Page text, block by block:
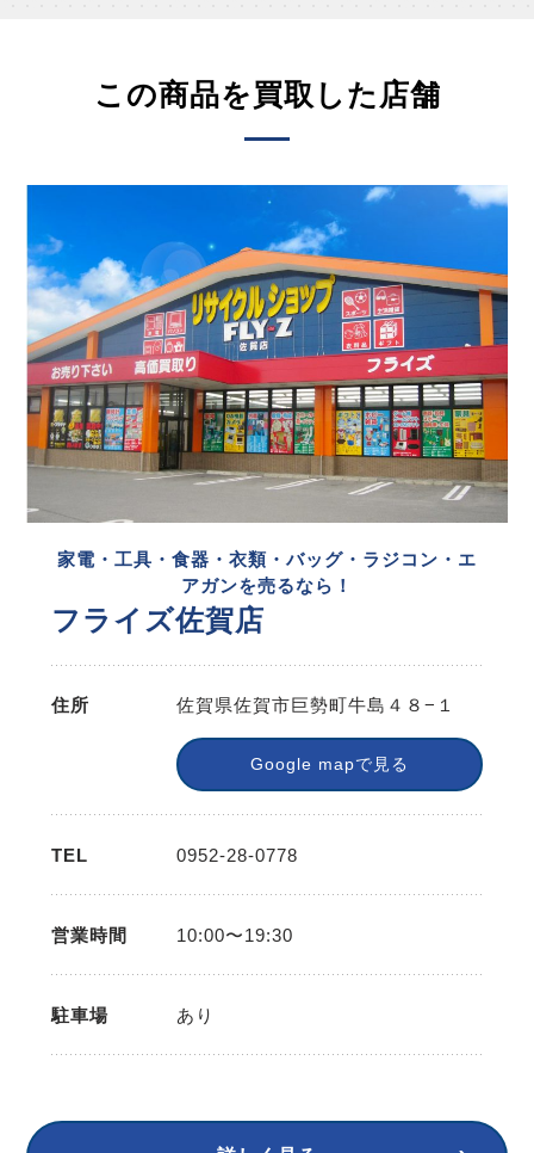
この商品を買取した店舗
家電・工具・食器・衣類・バッグ・ラジコン・エ
アガンを売るなら！
フライズ佐賀店
住所 佐賀県佐賀市巨勢町牛島４８−１
Google mapで見る
TEL 0952-28-0778
営業時間 10:00〜19:30
駐車場 あり